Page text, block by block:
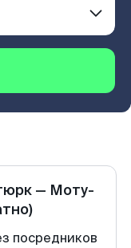
— Моту-
посредников